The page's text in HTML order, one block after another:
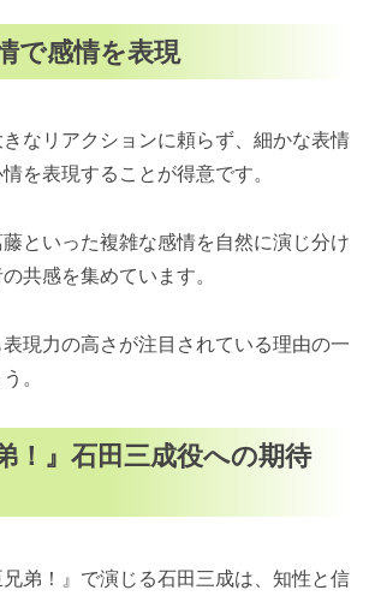
で感情を表現
きなリアクションに頼らず、細かな表情
を表現することが得意です。
といった複雑な感情を自然に演じ分け
共感を集めています。
現力の高さが注目されている理由の一
。
！』石田三成役への期待
弟！』で演じる石田三成は、知性と信